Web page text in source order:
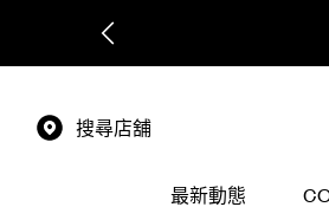
搜尋店舖
最新動態